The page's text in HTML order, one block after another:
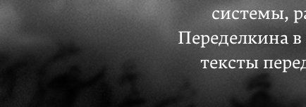
системы,
Переделкина
тексты